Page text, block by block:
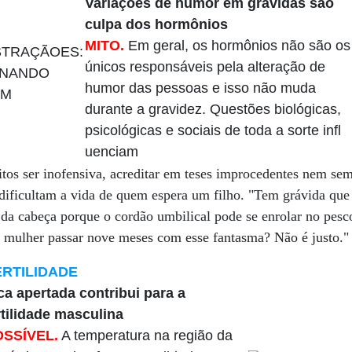
Variações de humor em grávidas são
culpa dos hormônios
MITO. Em geral, os hormônios não são os
únicos responsáveis pela alteração de
humor das pessoas e isso não muda
durante a gravidez. Questões biológicas,
psicológicas e sociais de toda a sorte infl
uenciam
ser inofensiva, acreditar em teses improcedentes nem
a vida de quem espera um filho. "Tem grávida que
cabeça porque o cordão umbilical pode se enrolar no
passar nove meses com esse fantasma? Não é justo."
apertada contribui para a
masculina
A temperatura na região da